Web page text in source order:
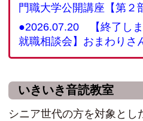
門職大学公開講座【第２
●2026.07.20 【終了し
就職相談会】おまわりさ
いきいき音読教室
シニア世代の方を対象と